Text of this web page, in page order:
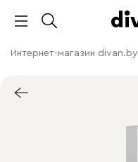
Интернет-магазин divan.by